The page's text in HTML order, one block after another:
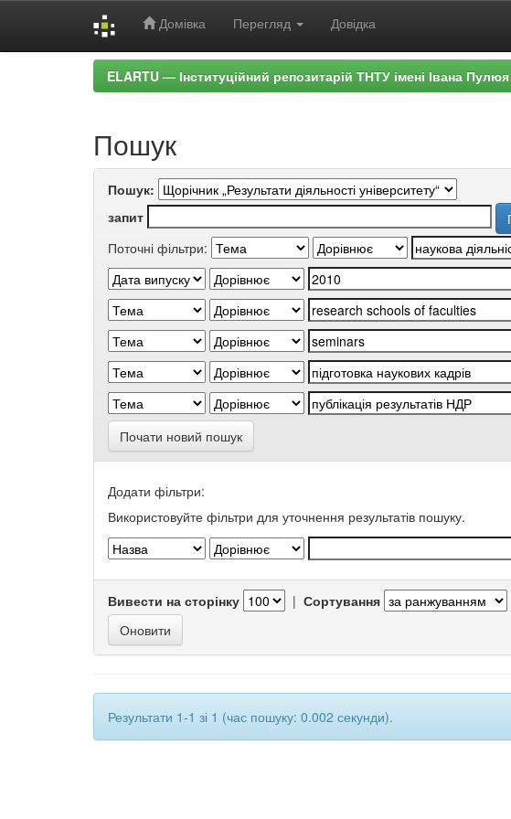
Домівка Перегляд Довідка
ELARTU — Інституційний репозитарій ТНТУ імені Івана Пулюя
Пошук
Пошук:
запит
Поточні фільтри:
Почати новий пошук
Додати фільтри:
Використовуйте фільтри для уточнення результатів пошуку.
Вивести на сторінку | Сортування
Результати 1-1 зі 1 (час пошуку: 0.002 секунди).